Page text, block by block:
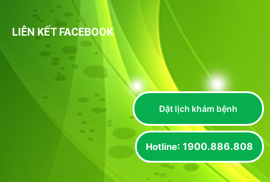
LIÊN KẾT FACEBOOK
Hotline: 1900.886.808
Đặt lịch khám bệnh